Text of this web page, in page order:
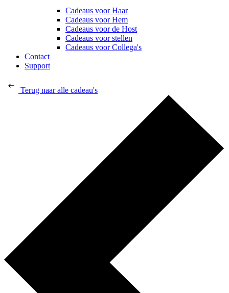
Cadeaus voor Haar
Cadeaus voor Hem
Cadeaus voor de Host
Cadeaus voor stellen
Cadeaus voor Collega's
Contact
Support
Terug naar alle cadeau's